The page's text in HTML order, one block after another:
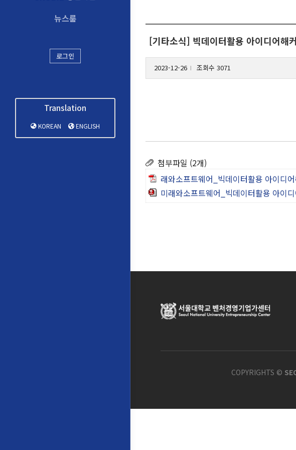
뉴스룸
로그인
Translation
KOREAN ENGLISH
[기타소식] 빅데이터활용 아이디어해
2023-12-26 조회수 3071
첨부파일 (2개)
래와소프트웨어_빅데이터활용 아이디
미래와소프트웨어_빅데이터활용 아이
COPYRIGHTS ©